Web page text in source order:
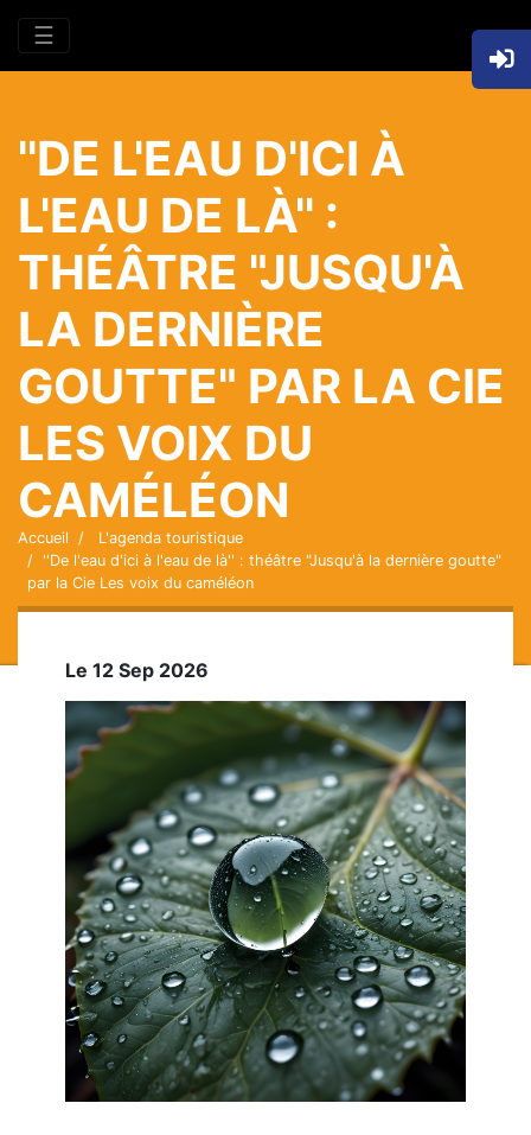
☰
''DE L'EAU D'ICI À
L'EAU DE LÀ'' :
THÉÂTRE "JUSQU'À
LA DERNIÈRE
GOUTTE" PAR LA CIE
LES VOIX DU
CAMÉLÉON
Accueil
L'agenda touristique
''De l'eau d'ici à l'eau de là'' : théâtre "Jusqu'à la dernière goutte"
par la Cie Les voix du caméléon
Le 12 Sep 2026